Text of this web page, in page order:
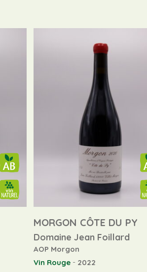
MORGON CÔTE DU PY
Domaine Jean Foillard
AOP Morgon
Vin Rouge - 2022